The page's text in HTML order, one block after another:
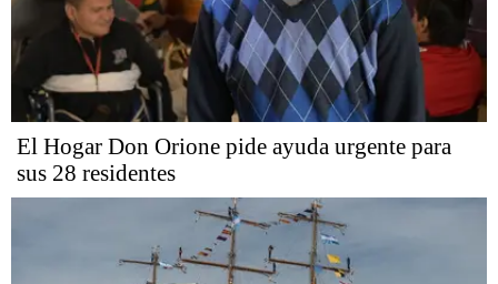
El Hogar Don Orione pide ayuda urgente para
sus 28 residentes